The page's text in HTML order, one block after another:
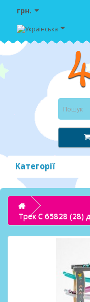
грн.
Категорії
Трек C 65828 (28)